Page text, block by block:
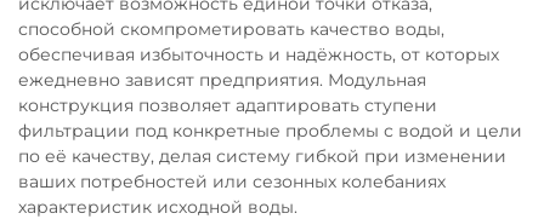
способной скомпрометировать качество воды,
обеспечивая избыточность и надёжность, от которых
ежедневно зависят предприятия. Модульная
конструкция позволяет адаптировать ступени
фильтрации под конкретные проблемы с водой и цели
по её качеству, делая систему гибкой при изменении
ваших потребностей или сезонных колебаниях
характеристик исходной воды.